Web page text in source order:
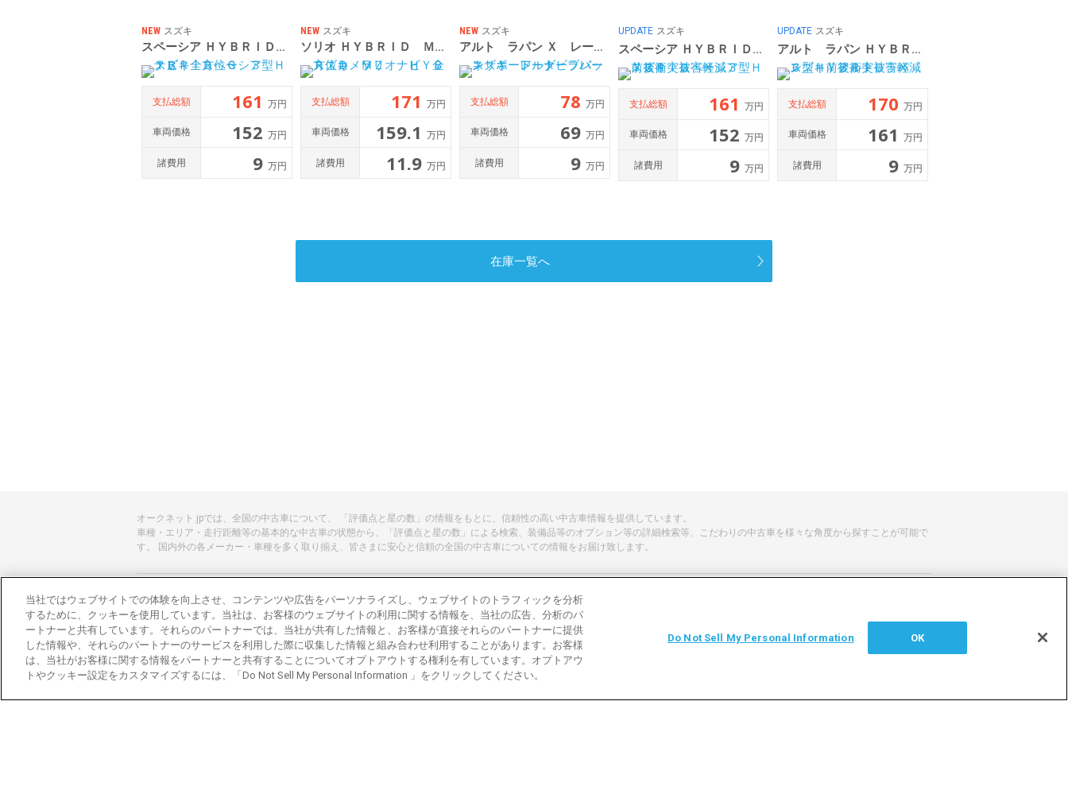
NEW スズキ
スペーシア ＨＹＢＲＩＤ Ｇ ３型 ナビ 全方位Ｃ
支払総額 161 万円
車両価格 152 万円
諸費用 9 万円
NEW スズキ
ソリオ ＨＹＢＲＩＤ ＭＺ ナビ 全方位カメラ
支払総額 171 万円
車両価格 159.1 万円
諸費用 11.9 万円
NEW スズキ
アルト ラパン Ｘ レーダーブレーキサポート ナビ バッ
支払総額 78 万円
車両価格 69 万円
諸費用 9 万円
UPDATE スズキ
スペーシア ＨＹＢＲＩＤ Ｘ ３型 前後衝突被害軽減
支払総額 161 万円
車両価格 152 万円
諸費用 9 万円
UPDATE スズキ
アルト ラパン ＨＹＢＲＩＤ Ｘ ６型 前後衝突被害軽減
支払総額 170 万円
車両価格 161 万円
諸費用 9 万円
在庫一覧へ
オークネット.jpでは、全国の中古車について、 「評価点と星の数」の情報をもとに、信頼性の高い中古車情報を提供しています。
車種・エリア・走行距離等の基本的な中古車の状態から、「評価点と星の数」による検索、装備品等のオプション等の詳細検索等、こだわりの中古車を様々な角度から探すことが可能で
す。 国内外の各メーカー・車種を多く取り揃え、皆さまに安心と信頼の全国の中古車についての情報をお届け致します。
あんしんのクルマ選びはオークネット.jp
オークネット.jpとは？ よくある質問 中古車用語説明
会社概要 利用規約 プライバシーポリシー 利用者情報の外部送信について
当社ではウェブサイトでの体験を向上させ、コンテンツや広告をパーソナライズし、ウェブサイトのトラフィックを分析
するために、クッキーを使用しています。当社は、お客様のウェブサイトの利用に関する情報を、当社の広告、分析のパ
ートナーと共有しています。それらのパートナーでは、当社が共有した情報と、お客様が直接それらのパートナーに提供
した情報や、それらのパートナーのサービスを利用した際に収集した情報と組み合わせ利用することがあります。お客様
は、当社がお客様に関する情報をパートナーと共有することについてオプトアウトする権利を有しています。オプトアウ
トやクッキー設定をカスタマイズするには、「Do Not Sell My Personal Information 」をクリックしてください。
Do Not Sell My Personal Information OK